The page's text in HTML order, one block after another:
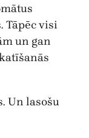
Tāpēc visi
un gan
Un lasošu